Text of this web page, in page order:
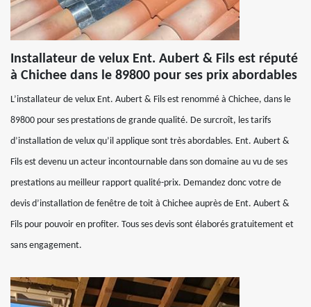
Installateur de velux Ent. Aubert & Fils est réputé
à Chichee dans le 89800 pour ses prix abordables
L’installateur de velux Ent. Aubert & Fils est renommé à Chichee, dans le
89800 pour ses prestations de grande qualité. De surcroît, les tarifs
d’installation de velux qu’il applique sont très abordables. Ent. Aubert &
Fils est devenu un acteur incontournable dans son domaine au vu de ses
prestations au meilleur rapport qualité-prix. Demandez donc votre de
devis d’installation de fenêtre de toit à Chichee auprès de Ent. Aubert &
Fils pour pouvoir en profiter. Tous ses devis sont élaborés gratuitement et
sans engagement.